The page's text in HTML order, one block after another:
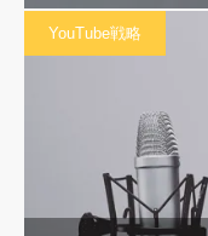
YouTube戦略